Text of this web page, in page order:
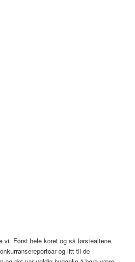
vi. Først hele koret og så førstealtene.
og litt til de